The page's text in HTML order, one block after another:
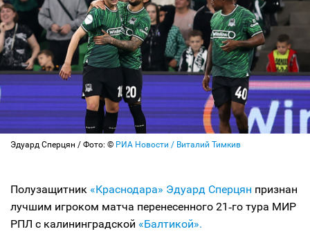
Эдуард Сперцян / Фото: © РИА Новости / Виталий Тимкив
Полузащитник «Краснодара» Эдуард Сперцян признан
лучшим игроком матча перенесенного 21‑го тура МИР
РПЛ с калининградской «Балтикой».